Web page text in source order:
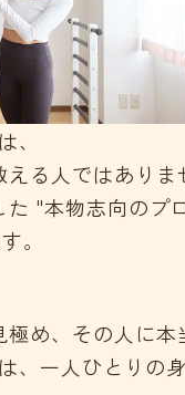
、
る人ではありま
"本物志向のプ
。
め、その人に本
、一人ひとりの